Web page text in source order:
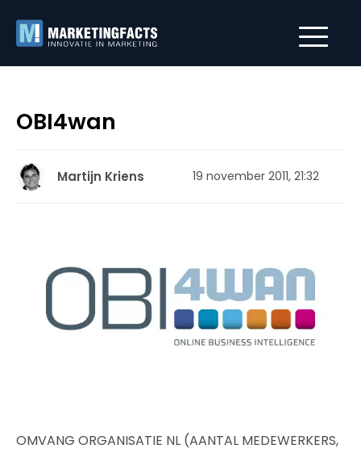
OBI4wan
Martijn Kriens 19 november 2011, 21:32
OMVANG ORGANISATIE NL (AANTAL MEDEWERKERS,